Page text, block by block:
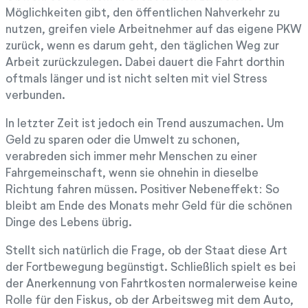
Möglichkeiten gibt, den öffentlichen Nahverkehr zu
nutzen, greifen viele Arbeitnehmer auf das eigene PKW
zurück, wenn es darum geht, den täglichen Weg zur
Arbeit zurückzulegen. Dabei dauert die Fahrt dorthin
oftmals länger und ist nicht selten mit viel Stress
verbunden.
In letzter Zeit ist jedoch ein Trend auszumachen. Um
Geld zu sparen oder die Umwelt zu schonen,
verabreden sich immer mehr Menschen zu einer
Fahrgemeinschaft, wenn sie ohnehin in dieselbe
Richtung fahren müssen. Positiver Nebeneffekt: So
bleibt am Ende des Monats mehr Geld für die schönen
Dinge des Lebens übrig.
Stellt sich natürlich die Frage, ob der Staat diese Art
der Fortbewegung begünstigt. Schließlich spielt es bei
der Anerkennung von Fahrtkosten normalerweise keine
Rolle für den Fiskus, ob der Arbeitsweg mit dem Auto,